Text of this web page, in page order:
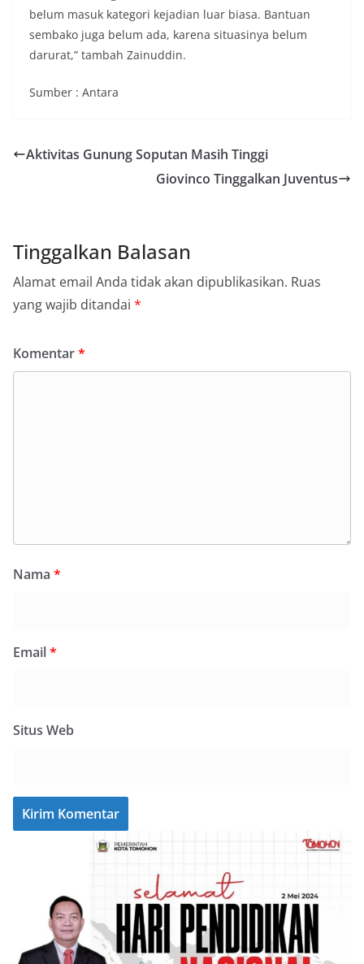
belum masuk kategori kejadian luar biasa. Bantuan
sembako juga belum ada, karena situasinya belum
darurat,” tambah Zainuddin.
Sumber : Antara
Aktivitas Gunung Soputan Masih Tinggi
Giovinco Tinggalkan Juventus
Tinggalkan Balasan
Alamat email Anda tidak akan dipublikasikan. Ruas
yang wajib ditandai *
Komentar*
Nama *
Email*
Situs Web